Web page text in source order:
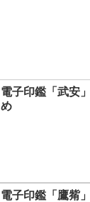
電子印鑑「武安
め
電子印鑑「鷹觜